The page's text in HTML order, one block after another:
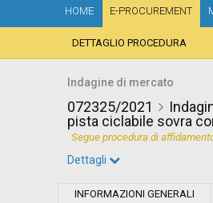
HOME E-PROCUREMENT
DETTAGLIO PROCEDURA
Indagine di mercato
072325/2021
pista ciclabile sovra
Segue procedura di
Dettagli
INFORMAZIONI GENERALI